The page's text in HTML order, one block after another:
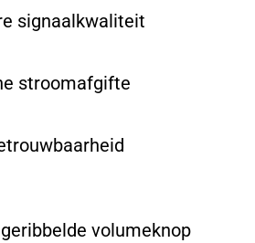
signaalkwaliteit
stroomafgifte
volumeknop